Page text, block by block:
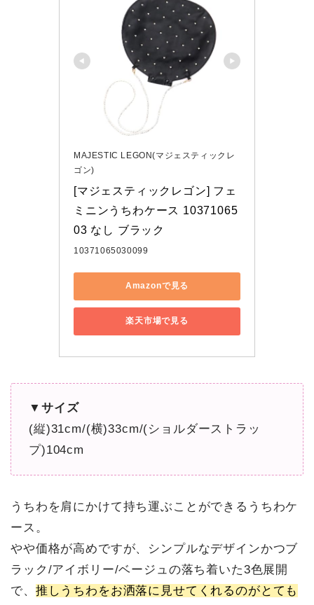
MAJESTIC LEGON(マジェスティックレ
ゴン)
[マジェスティックレゴン] フェ
ミニンうちわケース 10371065
03 なし ブラック
10371065030099
Amazonで見る
楽天市場で見る
▼サイズ
(縦)31cm/(横)33cm/(ショルダーストラッ
プ)104cm
うちわを肩にかけて持ち運ぶことができるうちわケ
ース。
やや価格が高めですが、シンプルなデザインかつブ
ラック/アイボリー/ベージュの落ち着いた3色展開
で、 推しうちわをお洒落に見せてくれるのがとても